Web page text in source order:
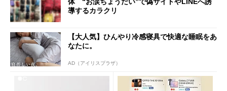
導するカラクリ
【大人気】ひんやり冷感寝具で快適な睡眠をあ
なたに。
AD（アイリスプラザ）